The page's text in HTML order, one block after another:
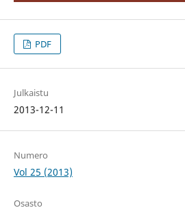
PDF
Julkaistu
2013-12-11
Numero
Vol 25 (2013)
Osasto